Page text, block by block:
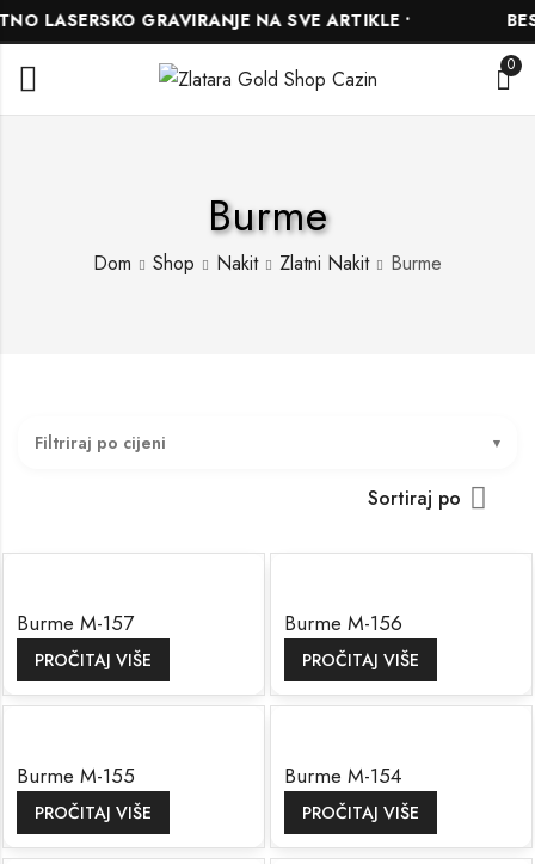
LASERSKO GRAVIRANJE NA SVE ARTIKLE •
0
Burme
Dom Shop Nakit Zlatni Nakit Burme
Filtriraj po cijeni
Sortiraj po
Burme M-157
PROČITAJ VIŠE
Burme M-156
PROČITAJ VIŠE
Burme M-155
PROČITAJ VIŠE
Burme M-154
PROČITAJ VIŠE